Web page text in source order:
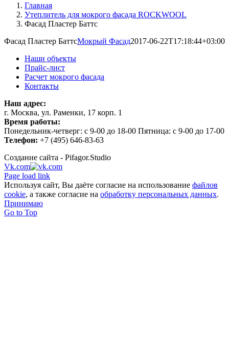
Главная
Утеплитель для мокрого фасада ROCKWOOL
Фасад Пластер Баттс
Фасад Пластер БаттсМокрый Фасад2017-06-22T17:18:44+03:00
Наши объекты
Прайс-лист
Расчет мокрого фасада
Контакты
Наш адрес:
г. Москва, ул. Раменки, 17 корп. 1
Время работы:
Понедельник-четверг: с 9-00 до 18-00 Пятница: с 9-00 до 17-00
Телефон: +7 (495) 646-83-63
Создание сайта - Pifagor.Studio
Vk.com
Page load link
Используя сайт, Вы даёте согласие на использование файлов
cookie, а также согласие на обработку персональных данных.
Принимаю
Go to Top